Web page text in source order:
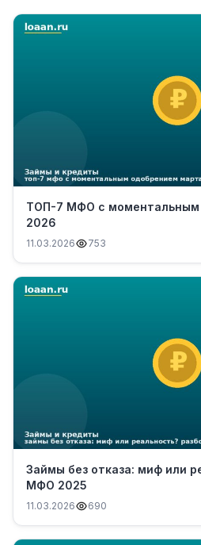
ТОП-7 МФО с моментальным
2026
11.03.2026 753
Займы без отказа: миф или
МФО 2025
11.03.2026 690